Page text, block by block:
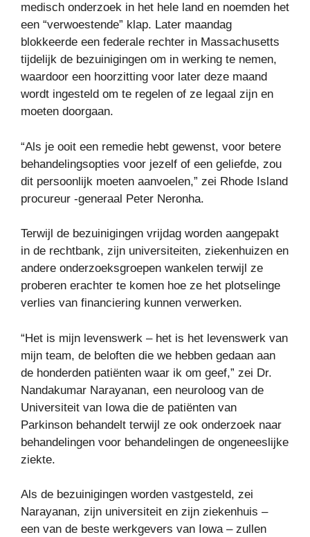
medisch onderzoek in het hele land en noemden het
een “verwoestende” klap. Later maandag
blokkeerde een federale rechter in Massachusetts
tijdelijk de bezuinigingen om in werking te nemen,
waardoor een hoorzitting voor later deze maand
wordt ingesteld om te regelen of ze legaal zijn en
moeten doorgaan.
“Als je ooit een remedie hebt gewenst, voor betere
behandelingsopties voor jezelf of een geliefde, zou
dit persoonlijk moeten aanvoelen,” zei Rhode Island
procureur -generaal Peter Neronha.
Terwijl de bezuinigingen vrijdag worden aangepakt
in de rechtbank, zijn universiteiten, ziekenhuizen en
andere onderzoeksgroepen wankelen terwijl ze
proberen erachter te komen hoe ze het plotselinge
verlies van financiering kunnen verwerken.
“Het is mijn levenswerk – het is het levenswerk van
mijn team, de beloften die we hebben gedaan aan
de honderden patiënten waar ik om geef,” zei Dr.
Nandakumar Narayanan, een neuroloog van de
Universiteit van Iowa die de patiënten van
Parkinson behandelt terwijl ze ook onderzoek naar
behandelingen voor behandelingen de ongeneeslijke
ziekte.
Als de bezuinigingen worden vastgesteld, zei
Narayanan, zijn universiteit en zijn ziekenhuis –
een van de beste werkgevers van Iowa – zullen